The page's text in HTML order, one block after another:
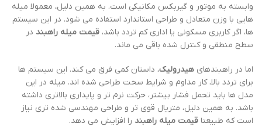
وابسته به موتور و گیربکس مکانیکی است. به همین دلیل، معمولا میله
هایی با وزن متعادل و طراحی استاندارد استفاده می شود. در این سیستم
ها، اگر کاربری مسکونی یا اداری کم تردد باشد، قیمت میله راهبند در
سطح منطقی و کنترل شده باقی می ماند.
اما در راهبندهای هیدرولیک، داستان کمی فرق می کند. این سیستم ها
برای تردد بالا، کار مداوم و شرایط سخت طراحی شده اند. میله در این
مدل ها باید تحمل فشار بیشتر، حرکت نرم تر و پایداری بالاتری داشته
باشد. به همین دلیل، متریال قوی تر و طراحی مهندسی شده تری نیاز
است که طبیعتا قیمت میله راهبند را افزایش می دهد.